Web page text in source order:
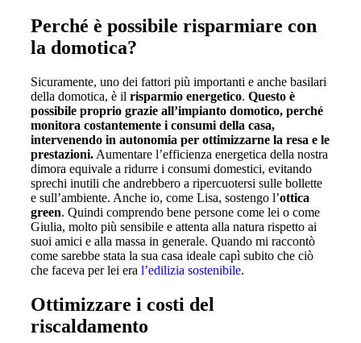
Perché è possibile risparmiare con
la domotica?
Sicuramente, uno dei fattori più importanti e anche basilari
della domotica, è il risparmio energetico. Questo è
possibile proprio grazie all’impianto domotico, perché
monitora costantemente i consumi della casa,
intervenendo in autonomia per ottimizzarne la resa e le
prestazioni. Aumentare l’efficienza energetica della nostra
dimora equivale a ridurre i consumi domestici, evitando
sprechi inutili che andrebbero a ripercuotersi sulle bollette
e sull’ambiente. Anche io, come Lisa, sostengo l’ottica
green. Quindi comprendo bene persone come lei o come
Giulia, molto più sensibile e attenta alla natura rispetto ai
suoi amici e alla massa in generale. Quando mi raccontò
come sarebbe stata la sua casa ideale capì subito che ciò
che faceva per lei era l’edilizia sostenibile.
Ottimizzare i costi del
riscaldamento